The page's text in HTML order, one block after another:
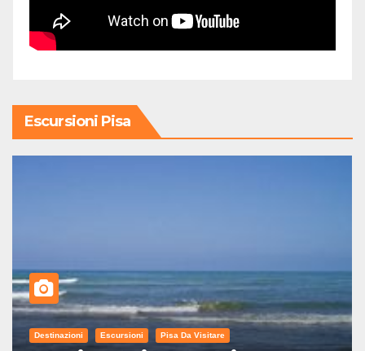
Escursioni Pisa
Destinazioni Escursioni Pisa Da Visitare